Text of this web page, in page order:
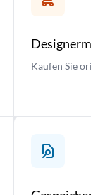
Kaufen Sie